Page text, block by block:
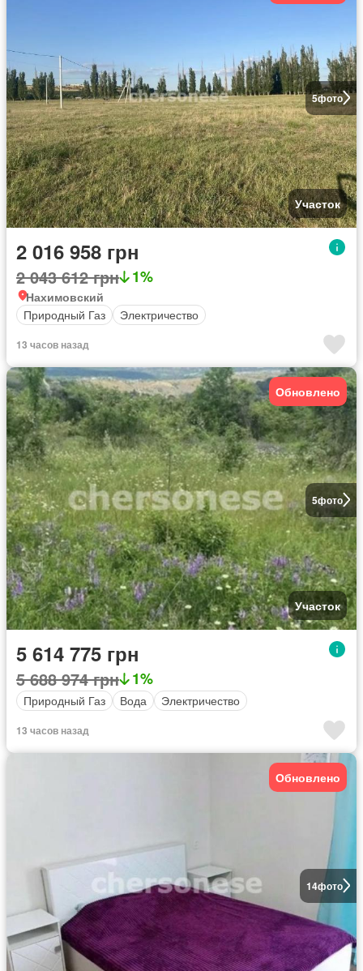
5фото
Участок
2 016 958 грн
2 043 612 грн 1%
Нахимовский
Природный Газ
Электричество
13 часов назад
5фото
Обновлено
Участок
5 614 775 грн
5 688 974 грн 1%
Природный Газ Вода Электричество
13 часов назад
14фото
Обновлено